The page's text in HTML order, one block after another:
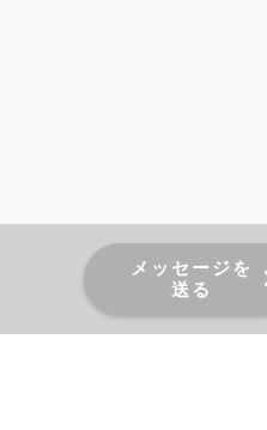
メッセージを
送る